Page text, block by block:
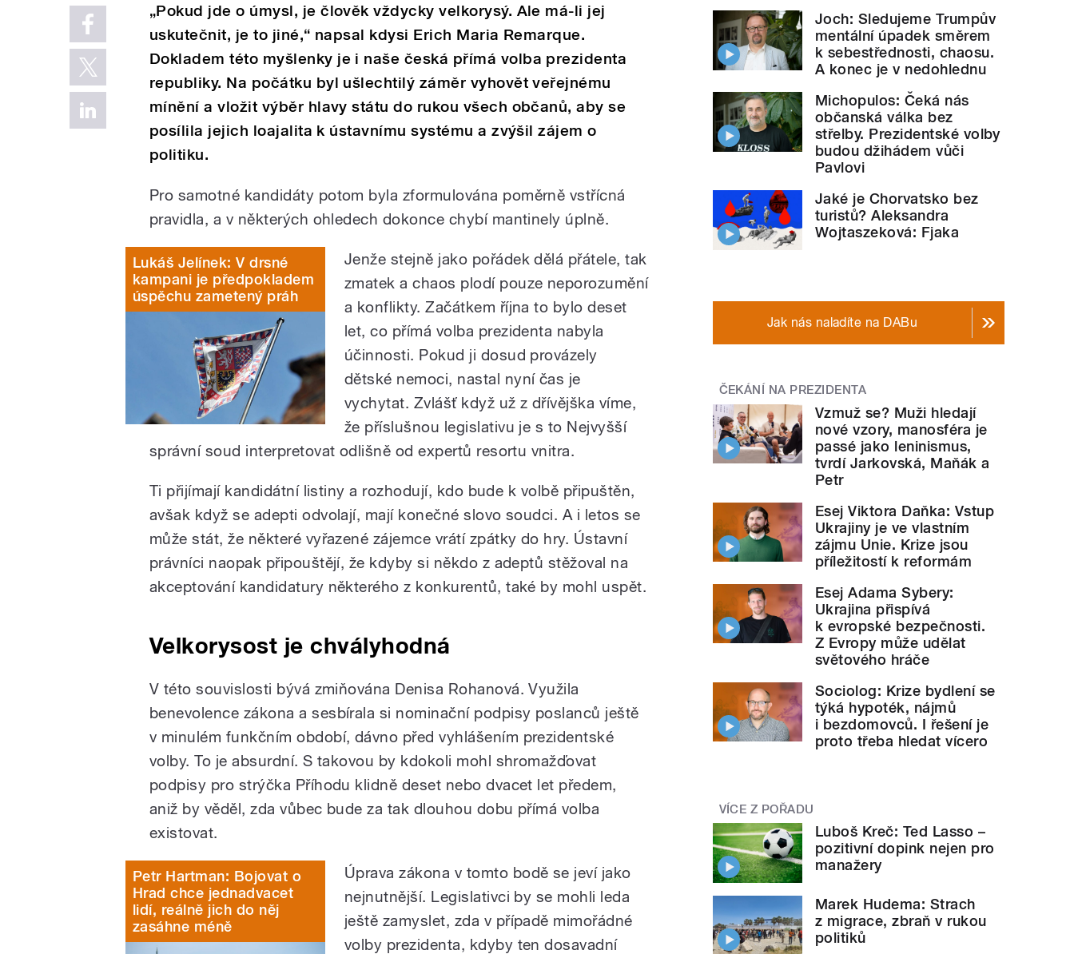
„Pokud jde o úmysl, je člověk vždycky velkorysý. Ale má-li jej
uskutečnit, je to jiné,“ napsal kdysi Erich Maria Remarque.
Dokladem této myšlenky je i naše česká přímá volba prezidenta
republiky. Na počátku byl ušlechtilý záměr vyhovět veřejnému
mínění a vložit výběr hlavy státu do rukou všech občanů, aby se
posílila jejich loajalita k ústavnímu systému a zvýšil zájem o
politiku.
Pro samotné kandidáty potom byla zformulována poměrně vstřícná
pravidla, a v některých ohledech dokonce chybí mantinely úplně.
Lukáš Jelínek: V drsné
kampani je předpokladem
úspěchu zametený práh
Jenže stejně jako pořádek dělá přátele, tak
zmatek a chaos plodí pouze neporozumění
a konflikty. Začátkem října to bylo deset
let, co přímá volba prezidenta nabyla
účinnosti. Pokud ji dosud provázely
dětské nemoci, nastal nyní čas je
vychytat. Zvlášť když už z dřívějška víme,
že příslušnou legislativu je s to Nejvyšší
správní soud interpretovat odlišně od expertů resortu vnitra.
Ti přijímají kandidátní listiny a rozhodují, kdo bude k volbě připuštěn,
avšak když se adepti odvolají, mají konečné slovo soudci. A i letos se
může stát, že některé vyřazené zájemce vrátí zpátky do hry. Ústavní
právníci naopak připouštějí, že kdyby si někdo z adeptů stěžoval na
akceptování kandidatury některého z konkurentů, také by mohl uspět.
Velkorysost je chvályhodná
V této souvislosti bývá zmiňována Denisa Rohanová. Využila
benevolence zákona a sesbírala si nominační podpisy poslanců ještě
v minulém funkčním období, dávno před vyhlášením prezidentské
volby. To je absurdní. S takovou by kdokoli mohl shromažďovat
podpisy pro strýčka Příhodu klidně deset nebo dvacet let předem,
aniž by věděl, zda vůbec bude za tak dlouhou dobu přímá volba
existovat.
Petr Hartman: Bojovat o
Hrad chce jednadvacet
lidí, reálně jich do něj
zasáhne méně
Úprava zákona v tomto bodě se jeví jako
nejnutnější. Legislativci by se mohli leda
ještě zamyslet, zda v případě mimořádné
volby prezidenta, kdyby ten dosavadní
Joch: Sledujeme Trumpův
mentální úpadek směrem
k sebestřednosti, chaosu.
A konec je v nedohlednu
Michopulos: Čeká nás
občanská válka bez
střelby. Prezidentské volby
budou džihádem vůči
Pavlovi
Jaké je Chorvatsko bez
turistů? Aleksandra
Wojtaszeková: Fjaka
Jak nás naladíte na DABu
ČEKÁNÍ NA PREZIDENTA
Vzmuž se? Muži hledají
nové vzory, manosféra je
passé jako leninismus,
tvrdí Jarkovská, Maňák a
Petr
Esej Viktora Daňka: Vstup
Ukrajiny je ve vlastním
zájmu Unie. Krize jsou
příležitostí k reformám
Esej Adama Sybery:
Ukrajina přispívá
k evropské bezpečnosti.
Z Evropy může udělat
světového hráče
Sociolog: Krize bydlení se
týká hypoték, nájmů
i bezdomovců. I řešení je
proto třeba hledat vícero
VÍCE Z POŘADU
Luboš Kreč: Ted Lasso –
pozitivní dopink nejen pro
manažery
Marek Hudema: Strach
z migrace, zbraň v rukou
politiků